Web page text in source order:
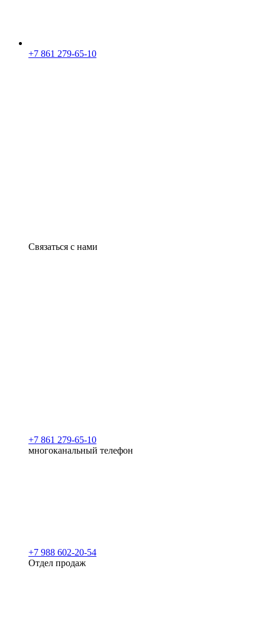
+7 861 279-65-10
Связаться с нами
+7 861 279-65-10
многоканальный телефон
+7 988 602-20-54
Отдел продаж